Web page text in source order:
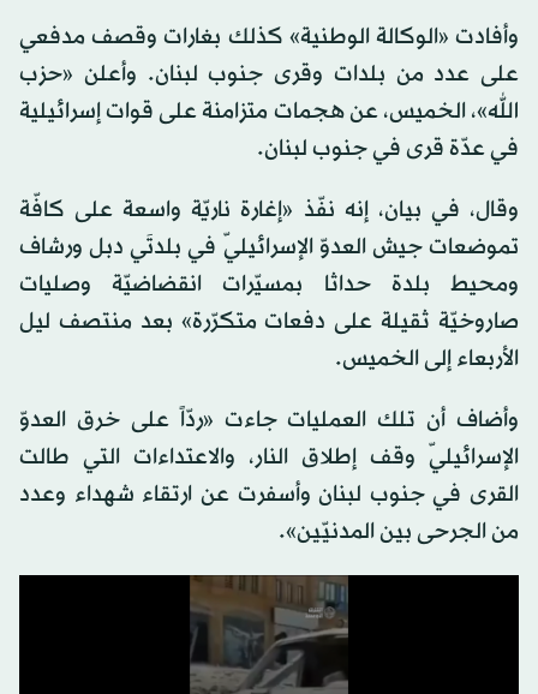
وأفادت «الوكالة الوطنية» كذلك بغارات وقصف مدفعي
على عدد من بلدات وقرى جنوب لبنان. وأعلن «حزب
الله»، الخميس، عن هجمات متزامنة على قوات إسرائيلية
في عدّة قرى في جنوب لبنان.
وقال، في بيان، إنه نفّذ «إغارة ناريّة واسعة على كافّة
تموضعات جيش العدوّ الإسرائيليّ في بلدتَي دبل ورشاف
ومحيط بلدة حداثا بمسيّرات انقضاضيّة وصليات
صاروخيّة ثقيلة على دفعات متكرّرة» بعد منتصف ليل
الأربعاء إلى الخميس.
وأضاف أن تلك العمليات جاءت «ردّاً على خرق العدوّ
الإسرائيليّ وقف إطلاق النار، والاعتداءات التي طالت
القرى في جنوب لبنان وأسفرت عن ارتقاء شهداء وعدد
من الجرحى بين المدنيّين».